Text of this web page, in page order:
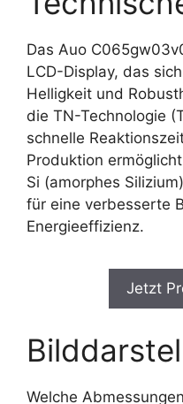
Das Auo
LCD-Display, das
Helligkeit und
die TN-Technologie
schnelle
Produktion
Si (amorphes
für eine verbesserte
Energieeffizienz.
Jetzt
Welche